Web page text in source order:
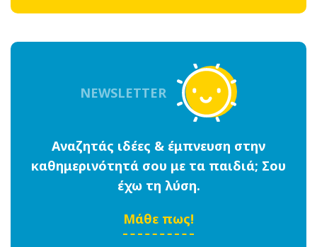
NEWSLETTER
Αναζητάς ιδέες & έμπνευση στην
καθημερινότητά σου με τα παιδιά; Σου
έχω τη λύση.
Μάθε πως!